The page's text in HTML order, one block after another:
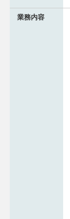
業務内容